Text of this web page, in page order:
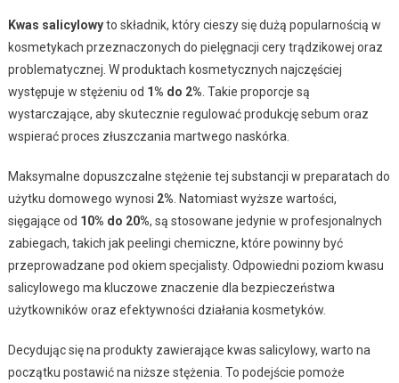
Kwas salicylowyto składnik, który cieszy się dużą popularnością w
kosmetykach przeznaczonych do pielęgnacji cery trądzikowej oraz
problematycznej. W produktach kosmetycznych najczęściej
występuje w stężeniu od 1% do 2% . Takie proporcje są
wystarczające, aby skutecznie regulować produkcję sebum oraz
wspierać proces złuszczania martwego naskórka.
Maksymalne dopuszczalne stężenie tej substancji w preparatach do
użytku domowego wynosi 2% . Natomiast wyższe wartości,
sięgające od 10% do 20%, są stosowane jedynie w profesjonalnych
zabiegach, takich jak peelingi chemiczne, które powinny być
przeprowadzane pod okiem specjalisty. Odpowiedni poziom kwasu
salicylowego ma kluczowe znaczenie dla bezpieczeństwa
użytkowników oraz efektywności działania kosmetyków.
Decydując się na produkty zawierające kwas salicylowy, warto na
początku postawić na niższe stężenia. To podejście pomoże